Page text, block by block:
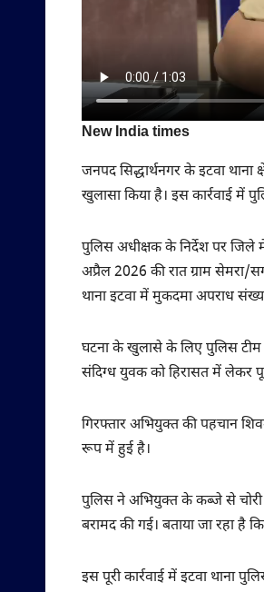
New India times
जनपद सिद्धार्थनगर के इटवा
खुलासा किया है। इस कार्रवाई में
पुलिस अधीक्षक के निर्देश पर जिले
अप्रैल 2026 की रात ग्राम सेमरा/
थाना इटवा में मुकदमा अपराध
घटना के खुलासे के लिए पुलिस
संदिग्ध युवक को हिरासत में लेकर
गिरफ्तार अभियुक्त की पहचान
रूप में हुई है।
पुलिस ने अभियुक्त के कब्जे से चोरी
बरामद की गई। बताया जा रहा है
इस पूरी कार्रवाई में इटवा थाना